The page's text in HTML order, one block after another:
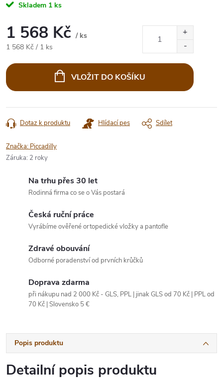
Skladem 1 ks
1 568 Kč / ks
Měrná
1 568 Kč / 1 ks
VLOŽIT DO KOŠÍKU
Dotaz k produktu Hlídací pes Sdílet
Značka: Piccadilly
Záruka: 2 roky
Na trhu přes 30 let
Rodinná firma co se o Vás postará
Česká ruční práce
Vyrábíme ověřené ortopedické vložky a pantofle
Zdravé obouvání
Odborné poradenství od prvních krůčků
Doprava zdarma
při nákupu nad 2 000 Kč - GLS, PPL | jinak GLS od 70 Kč | PPL od
70 Kč | Slovensko 5 €
Popis produktu
Detailní popis produktu